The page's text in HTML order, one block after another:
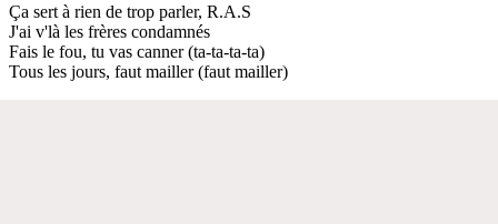
Ça sert à rien de trop parler, R.A.S
J'ai v'là les frères condamnés
Fais le fou, tu vas canner (ta-ta-ta-ta)
Tous les jours, faut mailler (faut mailler)